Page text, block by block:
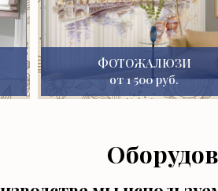
ФОТОЖАЛЮЗИ
от 1 500 руб.